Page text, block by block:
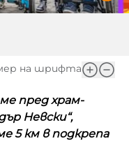
на шрифта
пред храм-
Невски“,
5 км в подкрепа